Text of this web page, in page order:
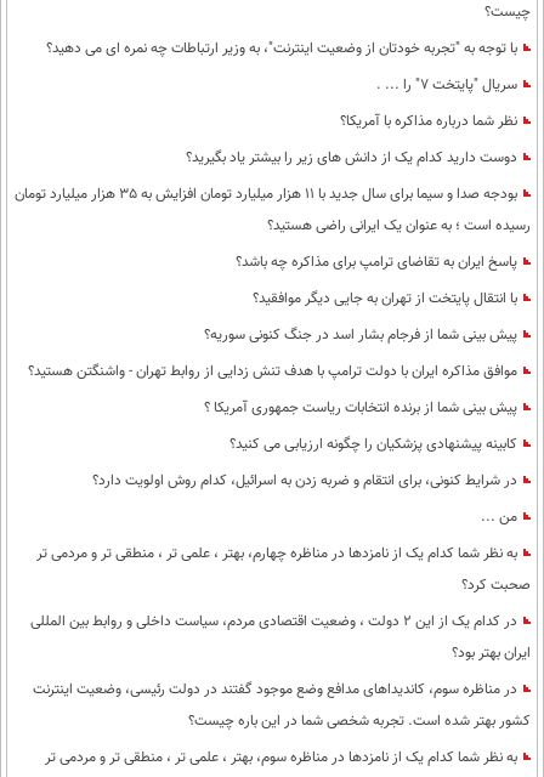
چیست؟
با توجه به "تجربه خودتان از وضعیت اینترنت"، به وزیر ارتباطات چه نمره ای می دهید؟
سریال "پایتخت 7" را ... .
نظر شما درباره مذاکره با آمریکا؟
دوست دارید کدام یک از دانش های زیر را بیشتر یاد بگیرید؟
بودجه صدا و سیما برای سال جدید با 11 هزار میلیارد تومان افزایش به 35 هزار میلیارد تومان
رسیده است ؛ به عنوان یک ایرانی راضی هستید؟
پاسخ ایران به تقاضای ترامپ برای مذاکره چه باشد؟
با انتقال پایتخت از تهران به جایی دیگر موافقید؟
پیش بینی شما از فرجام بشار اسد در جنگ کنونی سوریه؟
موافق مذاکره ایران با دولت ترامپ با هدف تنش زدایی از روابط تهران - واشنگتن هستید؟
پیش بینی شما از برنده انتخابات ریاست جمهوری آمریکا ؟
کابینه پیشنهادی پزشکیان را چگونه ارزیابی می کنید؟
در شرایط کنونی، برای انتقام و ضربه زدن به اسرائیل، کدام روش اولویت دارد؟
من ...
به نظر شما کدام یک از نامزدها در مناظره چهارم، بهتر ، علمی تر ، منطقی تر و مردمی تر
صحبت کرد؟
در کدام یک از این 2 دولت ، وضعیت اقتصادی مردم، سیاست داخلی و روابط بین المللی
ایران بهتر بود؟
در مناظره سوم، کاندیداهای مدافع وضع موجود گفتند در دولت رئیسی، وضعیت اینترنت
کشور بهتر شده است. تجربه شخصی شما در این باره چیست؟
به نظر شما کدام یک از نامزدها در مناظره سوم، بهتر ، علمی تر ، منطقی تر و مردمی تر